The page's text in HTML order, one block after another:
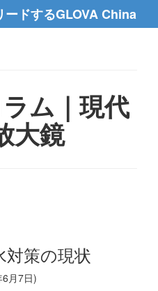
ードするGLOVA China
ム｜現代
大鏡
策の現状
月7日)